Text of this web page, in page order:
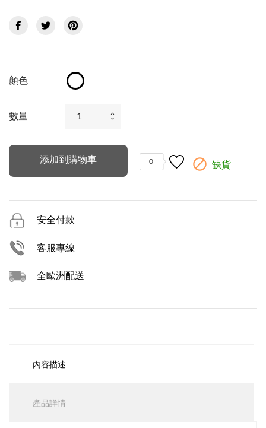
顏色
雲
數量
添加到購物車 0  缺貨
安全付款
客服專線
全歐洲配送
內容描述
產品詳情